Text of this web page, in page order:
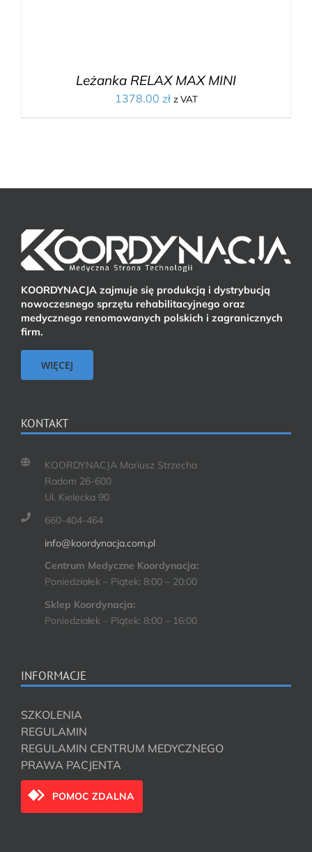
Leżanka RELAX MAX MINI
1378.00 zł z VAT
KOORDYNACJA zajmuje się produkcją i dystrybucją
nowoczesnego sprzętu rehabilitacyjnego oraz
medycznego renomowanych polskich i zagranicznych
firm.
WIĘCEJ
KONTAKT
KOORDYNACJA Mariusz Strzecha
Radom 26-600
Ul. Kielecka 90
660-404-464
info@koordynacja.com.pl
Centrum Medyczne Koordynacja:
Poniedziałek – Piątek: 8:00 – 20:00
Sklep Koordynacja:
Poniedziałek – Piątek: 8:00 – 16:00
INFORMACJE
SZKOLENIA
REGULAMIN
REGULAMIN CENTRUM MEDYCZNEGO
PRAWA PACJENTA
POMOC ZDALNA